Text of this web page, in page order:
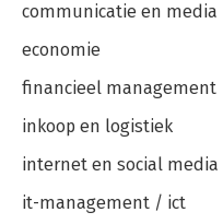
communicatie en media
economie
financieel management
inkoop en logistiek
internet en social media
it-management / ict